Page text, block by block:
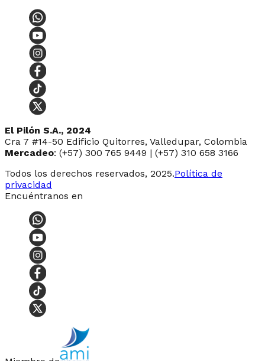
El Pilón S.A., 2024
Cra 7 #14-50 Edificio Quitorres, Valledupar, Colombia
Mercadeo: (+57) 300 765 9449 | (+57) 310 658 3166
Todos los derechos reservados, 2025.Política de
privacidad
Encuéntranos en